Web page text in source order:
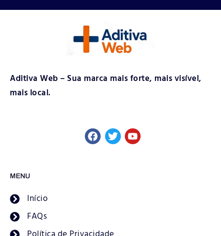
Aditiva Web – Sua marca mais forte, mais visível,
mais local.
MENU
Início
FAQs